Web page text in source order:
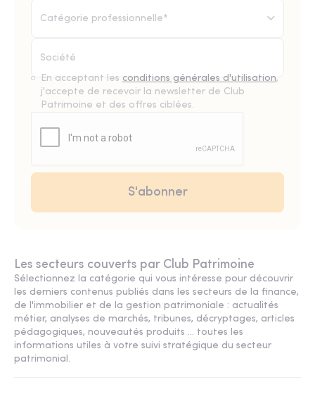
Catégorie professionnelle*
En acceptant les conditions générales d'utilisation,
j'accepte de recevoir la newsletter de Club
Patrimoine et des offres ciblées.
Les secteurs couverts par Club Patrimoine
Sélectionnez la catégorie qui vous intéresse pour découvrir
les derniers contenus publiés dans les secteurs de la finance,
de l'immobilier et de la gestion patrimoniale : actualités
métier, analyses de marchés, tribunes, décryptages, articles
pédagogiques, nouveautés produits ... toutes les
informations utiles à votre suivi stratégique du secteur
patrimonial.